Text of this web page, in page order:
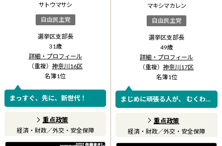
サトウ マサシ
自由民主党
選挙区支部長
31歳
詳細・プロフィール
（重複） 神奈川16区
名簿1位
まっすぐ、先に、新世代！
重点政策
経済・財政／外交・安全保障
マキシマ カレン
自由民主党
選挙区支部長
49歳
詳細・プロフィール
（重複） 神奈川17区
名簿1位
まじめに頑張る人が、 むくわれ
る社会をつくる。 ーイノシシか
ら宇宙までー重点政策
経済・財政／外交・安全保障